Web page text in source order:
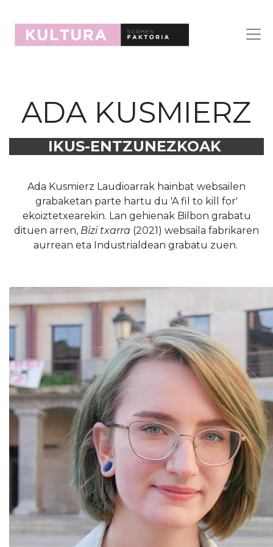
ADA KUSMIERZ
IKUS-ENTZUNEZKOAK
Ada Kusmierz Laudioarrak hainbat websailen
grabaketan parte hartu du 'A fil to kill for'
ekoiztetxearekin. Lan gehienak Bilbon grabatu
dituen arren, Bizi txarra (2021) websaila fabrikaren
aurrean eta Industrialdean grabatu zuen.